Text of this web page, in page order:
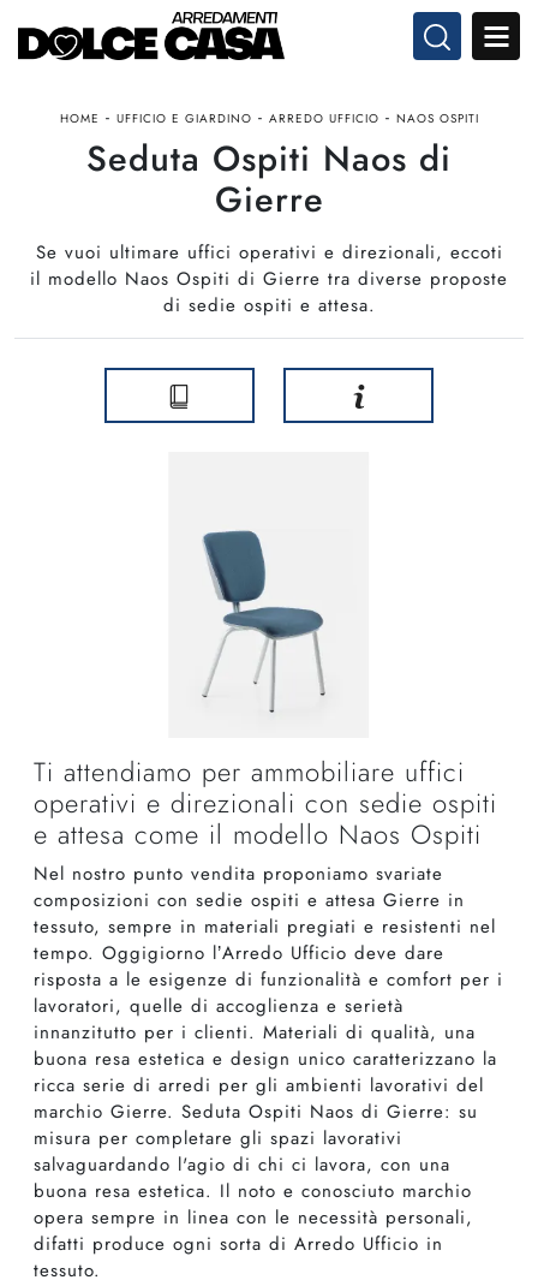
HOME - UFFICIO E GIARDINO - ARREDO UFFICIO - NAOS OSPITI
Seduta Ospiti Naos di
Gierre
Se vuoi ultimare uffici operativi e direzionali, eccoti
il modello Naos Ospiti di Gierre tra diverse proposte
di sedie ospiti e attesa.
Ti attendiamo per ammobiliare uffici
operativi e direzionali con sedie ospiti
e attesa come il modello Naos Ospiti
Nel nostro punto vendita proponiamo svariate
composizioni con sedie ospiti e attesa Gierre in
tessuto, sempre in materiali pregiati e resistenti nel
tempo. Oggigiorno l’Arredo Ufficio deve dare
risposta a le esigenze di funzionalità e comfort per i
lavoratori, quelle di accoglienza e serietà
innanzitutto per i clienti. Materiali di qualità, una
buona resa estetica e design unico caratterizzano la
ricca serie di arredi per gli ambienti lavorativi del
marchio Gierre. Seduta Ospiti Naos di Gierre: su
misura per completare gli spazi lavorativi
salvaguardando l'agio di chi ci lavora, con una
buona resa estetica. Il noto e conosciuto marchio
opera sempre in linea con le necessità personali,
difatti produce ogni sorta di Arredo Ufficio in
tessuto.